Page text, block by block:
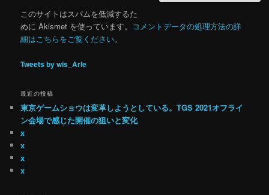
このサイトはスパムを低減するた
めに Akismet を使っています。 コメントデータの処理方法の詳
細はこちらをご覧ください。
Tweets by wis_Arle
最近の投稿
東京ゲームショウは変革しようとしている。TGS 2021オフライ
ン会場で感じた開催の狙いと変化
x
x
x
x